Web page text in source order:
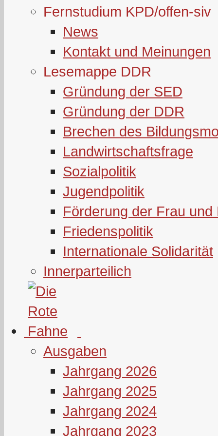
Fernstudium KPD/offen-siv
News
Kontakt und Meinungen
Lesemappe DDR
Gründung der SED
Gründung der DDR
Brechen des
Landwirtschaftsfrage
Sozialpolitik
Jugendpolitik
Förderung der Frau und
Friedenspolitik
Internationale Solidarität
Innerparteilich
Ausgaben
Jahrgang 2026
Jahrgang 2025
Jahrgang 2024
Jahrgang 2023